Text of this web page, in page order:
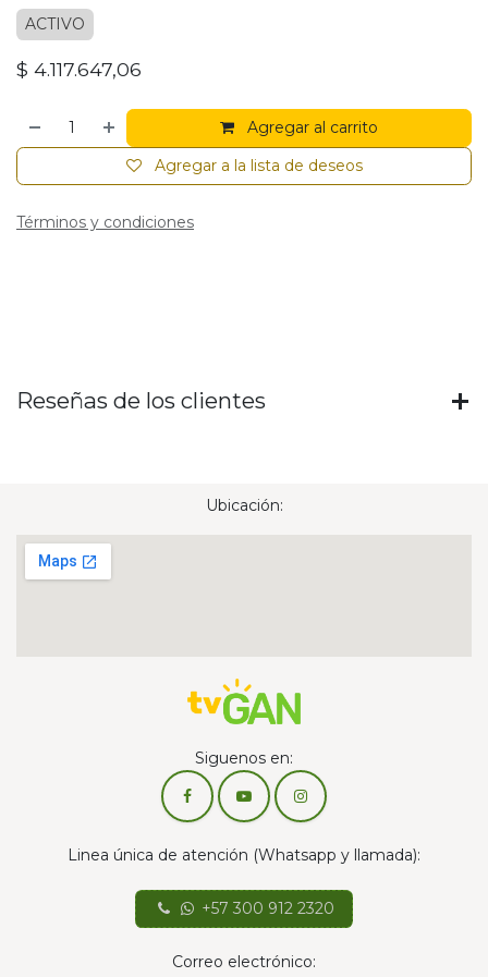
ACTIVO
$ 4.117.647,06
Agregar al carrito
Agregar a la lista de deseos
Términos y condiciones
Reseñas de los clientes
Ubicación:
Siguenos en:
Linea única de atención (Whatsapp y llamada):
+57 300 912 2320
Correo electrónico: